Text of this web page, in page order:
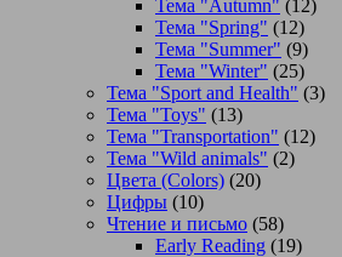
Тема "Autumn" (12)
Тема "Spring" (12)
Тема "Summer" (9)
Тема "Winter" (25)
Тема "Sport and Health" (3)
Тема "Toys" (13)
Тема "Transportation" (12)
Тема "Wild animals" (2)
Цвета (Colors) (20)
Цифры (10)
Чтение и письмо (58)
Early Reading (19)